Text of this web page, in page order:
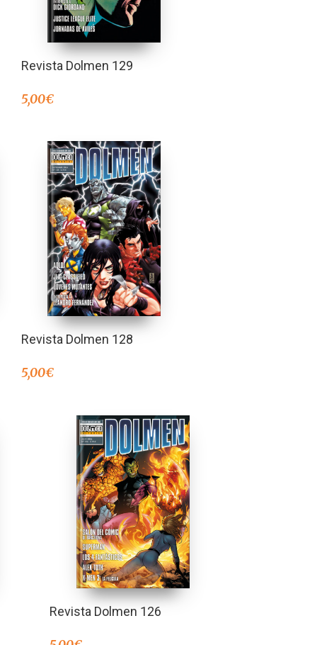
Revista Dolmen 129
5,00€
Revista Dolmen 128
5,00€
Revista Dolmen 126